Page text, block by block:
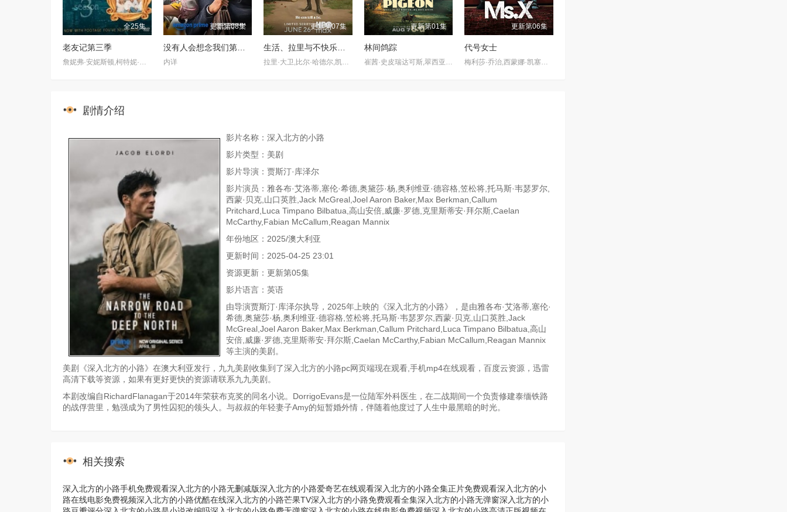
全25集
老友记第三季
更新第08集
没有人会想念我们第二季
内详
更新第07集 更新第01集
林间鸽踪
更新第06集
代号女士
剧情介绍
影片名称：深入北方的小路
影片类型：美剧
影片导演：贾斯汀·库泽尔
影片演员：雅各布·艾洛蒂,塞伦·希德,奥黛莎·杨,奥利维亚·德容格,笠松将,托马斯·韦瑟罗尔,
西蒙·贝克,山口英胜,Jack McGreal,Joel Aaron Baker,Max Berkman,Callum
Pritchard,Luca Timpano Bilbatua,高山安倍,威廉·罗德,克里斯蒂安·拜尔斯,Caelan
McCarthy,Fabian McCallum,Reagan Mannix
年份地区：2025/澳大利亚
更新时间：2025-04-25 23:01
资源更新：更新第05集
影片语言：英语
由导演贾斯汀·库泽尔执导，2025年上映的《深入北方的小路》，是由雅各布·艾洛蒂,塞伦·
希德,奥黛莎·杨,奥利维亚·德容格,笠松将,托马斯·韦瑟罗尔,西蒙·贝克,山口英胜,Jack
McGreal,Joel Aaron Baker,Max Berkman,Callum Pritchard,Luca Timpano Bilbatua,高山
安倍,威廉·罗德,克里斯蒂安·拜尔斯,Caelan McCarthy,Fabian McCallum,Reagan Mannix
等主演的美剧。
美剧《深入北方的小路》在澳大利亚发行，九九美剧收集到了深入北方的小路pc网页端现在观看,手机mp4在线观看，百度云资源，迅雷
高清下载等资源，如果有更好更快的资源请联系九九美剧。
本剧改编自RichardFlanagan于2014年荣获布克奖的同名小说。DorrigoEvans是一位陆军外科医生，在二战期间一个负责修建泰缅铁路
的战俘营里，勉强成为了男性囚犯的领头人。与叔叔的年轻妻子Amy的短暂婚外情，伴随着他度过了人生中最黑暗的时光。
相关搜索
深入北方的小路手机免费观看深入北方的小路无删减版深入北方的小路爱奇艺在线观看深入北方的小路全集正片免费观看深入北方的小
路在线电影免费视频深入北方的小路优酷在线深入北方的小路芒果TV深入北方的小路免费观看全集深入北方的小路无弹窗深入北方的小